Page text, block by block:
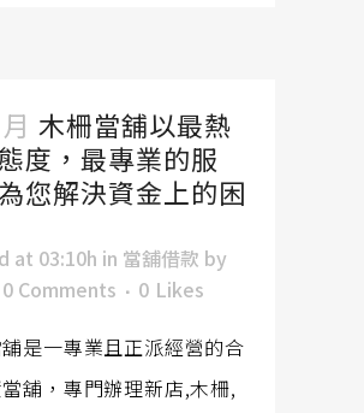
木柵當舖以最熱
度，最專業的服
您解決資金上的困
at 03:10h in 當舖借款 by
0 Comments 0 Likes
是一專業且正派經營的合
舖，專門辦理新店,木柵,